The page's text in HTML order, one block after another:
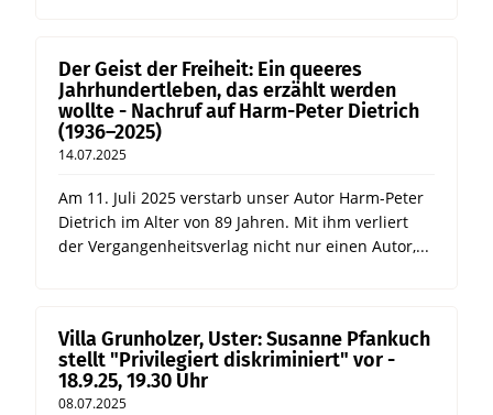
Der Geist der Freiheit: Ein queeres
Jahrhundertleben, das erzählt werden
wollte - Nachruf auf Harm-Peter Dietrich
(1936–2025)
14.07.2025
Am 11. Juli 2025 verstarb unser Autor Harm-Peter
Dietrich im Alter von 89 Jahren. Mit ihm verliert
der Vergangenheitsverlag nicht nur einen Autor,...
Villa Grunholzer, Uster: Susanne Pfankuch
stellt "Privilegiert diskriminiert" vor -
18.9.25, 19.30 Uhr
08.07.2025